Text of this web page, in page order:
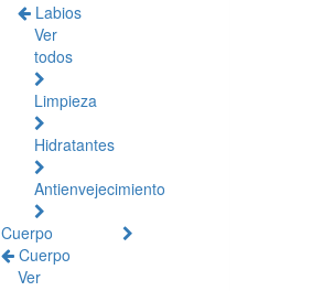
Labios
Ver
todos
Limpieza
Hidratantes
Antienvejecimiento
Cuerpo
Cuerpo
Ver